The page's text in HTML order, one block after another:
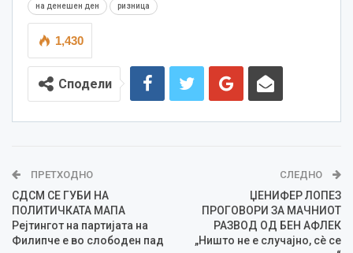
на денешен ден ризница
1,430
Сподели
ПРЕТХОДНО
СДСМ СЕ ГУБИ НА
ПОЛИТИЧКАТА МАПА
Рејтингот на партијата на
Филипче е во слободен пад
СЛЕДНО
ЏЕНИФЕР ЛОПЕЗ
ПРОГОВОРИ ЗА МАЧНИОТ
РАЗВОД ОД БЕН АФЛЕК
„Ништо не е случајно, сè се